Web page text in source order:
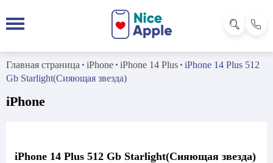
Главная страница iPhone iPhone 14 Plus
iPhone 14 Plus 512
Gb Starlight(Сияющая звезда)
iPhone
iPhone 14 Plus 512 Gb Starlight(Сияющая звезда)